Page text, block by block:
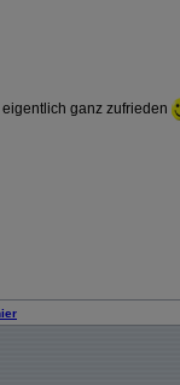
ganz zufrieden